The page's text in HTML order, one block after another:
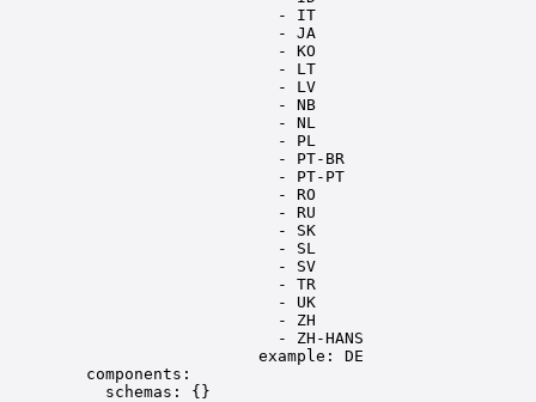
- IT
- JA
- KO
- LT
- LV
- NB
- NL
- PL
- PT-BR
- PT-PT
- RO
- RU
- SK
- SL
- SV
- TR
- UK
- ZH
- ZH-HANS
example: DE
components:
schemas: {}